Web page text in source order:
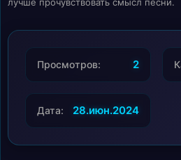
Просмотров: 2
Дата: 28.июн.2024